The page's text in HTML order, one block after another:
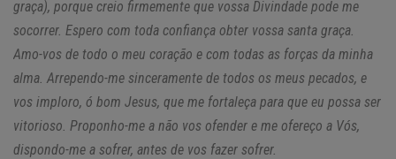
graça), porque creio firmemente que vossa Divindade pode me
socorrer. Espero com toda confiança obter vossa santa graça.
Amo-vos de todo o meu coração e com todas as forças da minha
alma. Arrependo-me sinceramente de todos os meus pecados, e
vos imploro, ó bom Jesus, que me fortaleça para que eu possa ser
vitorioso. Proponho-me a não vos ofender e me ofereço a Vós,
dispondo-me a sofrer, antes de vos fazer sofrer.